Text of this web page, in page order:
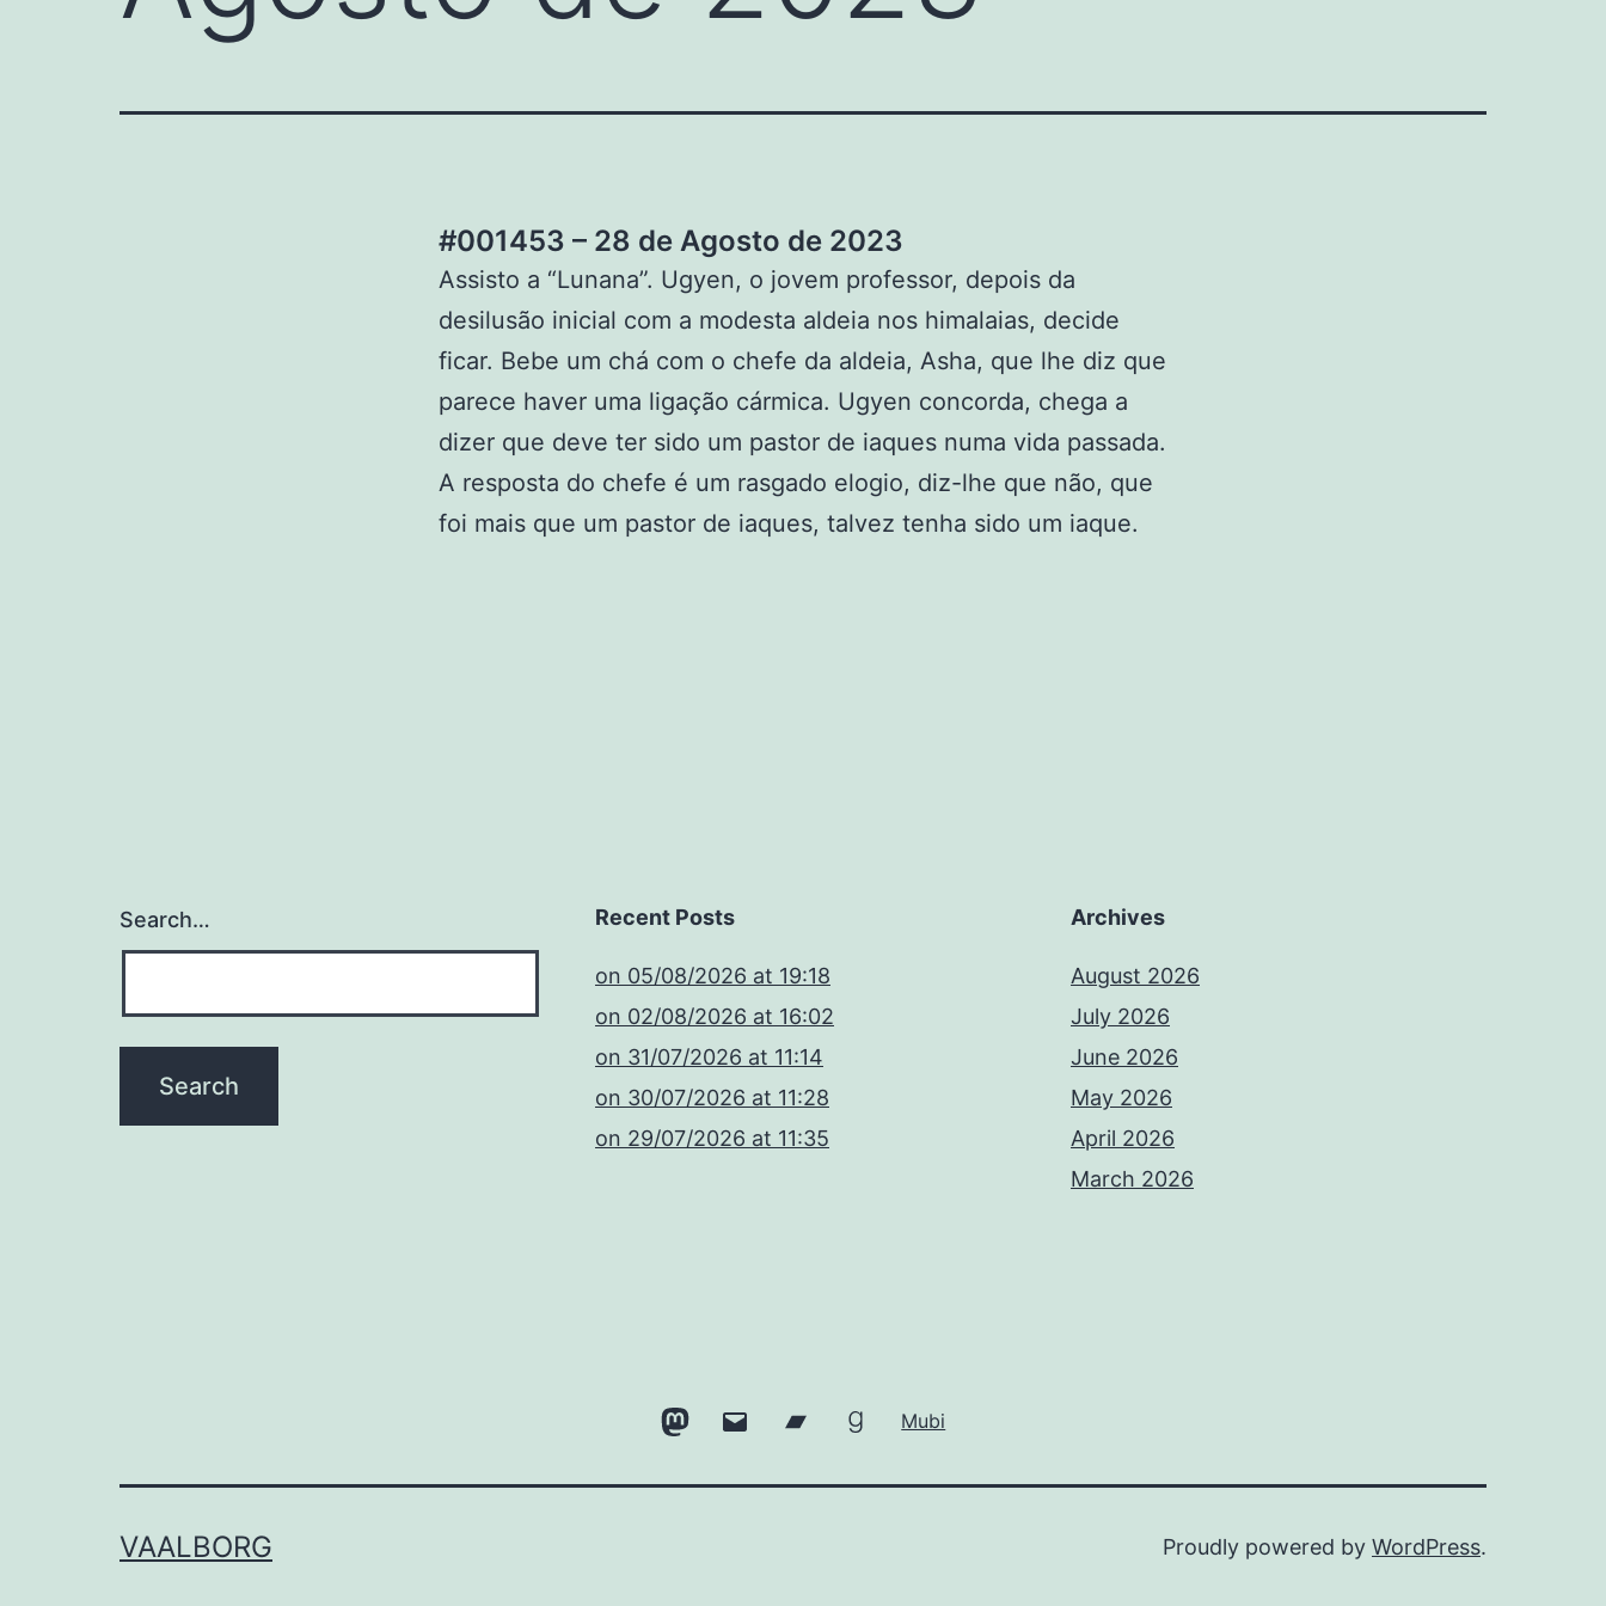
#001453 – 28 de Agosto de 2023
Assisto a “Lunana”. Ugyen, o jovem professor, depois da
desilusão inicial com a modesta aldeia nos himalaias, decide
ficar. Bebe um chá com o chefe da aldeia, Asha, que lhe diz que
parece haver uma ligação cármica. Ugyen concorda, chega a
dizer que deve ter sido um pastor de iaques numa vida passada.
A resposta do chefe é um rasgado elogio, diz-lhe que não, que
foi mais que um pastor de iaques, talvez tenha sido um iaque.
Search… Recent Posts
​on 05/08/2026 at 19:18
​on 02/08/2026 at 16:02
​on 31/07/2026 at 11:14
​on 30/07/2026 at 11:28
​on 29/07/2026 at 11:35
Archives
August 2026
July 2026
June 2026
May 2026
April 2026
March 2026
MastodonEmail BandcampGoodreads
Mubi
VAALBORG Proudly powered by WordPress.